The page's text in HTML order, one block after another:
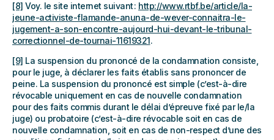
[8] Voy. le site internet suivant : http://www.rtbf.be/article/la-
jeune-activiste-flamande-anuna-de-wever-connaitra-le-
jugement-a-son-encontre-aujourd-hui-devant-le-tribunal-
correctionnel-de-tournai-11619321.
[9] La suspension du prononcé de la condamnation consiste,
pour le juge, à déclarer les faits établis sans prononcer de
peine. La suspension du prononcé est simple (c’est-à-dire
révocable uniquement en cas de nouvelle condamnation
pour des faits commis durant le délai d’épreuve fixé par le/la
juge) ou probatoire (c’est-à-dire révocable soit en cas de
nouvelle condamnation, soit en cas de non-respect d’une des